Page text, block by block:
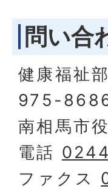
問い合
健康福祉
975-8686
南相馬市
電話
ファクス